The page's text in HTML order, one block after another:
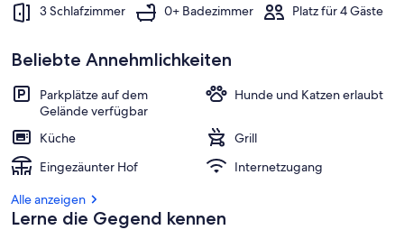
3 Schlafzimmer 0+ Badezimmer Platz für 4 Gäste
Beliebte Annehmlichkeiten
Parkplätze auf dem
Gelände verfügbar
Hunde und Katzen erlaubt
Küche
Grill
Eingezäunter Hof
Internetzugang
Alle anzeigen
Lerne die Gegend kennen